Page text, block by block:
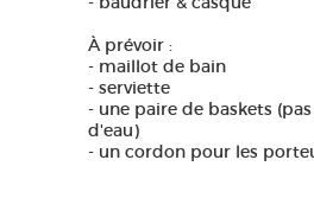
À prévoir :
- maillot de bain
- serviette
- une paire de baskets
d'eau)
- un cordon pour les